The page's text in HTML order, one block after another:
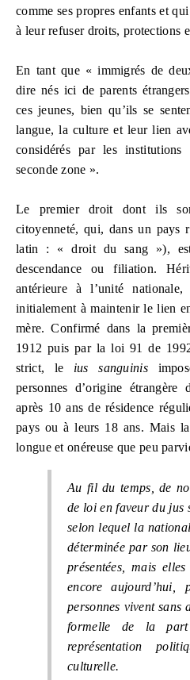
comme ses propres enfants et
à leur refuser droits, protections
En tant que « immigrés de
dire nés ici de parents
ces jeunes, bien qu’ils se
langue, la culture et leur lien
considérés par les
seconde zone ».
Le premier droit dont ils
citoyenneté, qui, dans un pays
latin : « droit du sang »), est
descendance ou filiation.
antérieure à l’unité
initialement à maintenir le lien
mère. Confirmé dans la
1912 puis par la loi 91 de
strict, le ius sanguinis
personnes d’origine étrangère
après 10 ans de résidence
pays ou à leurs 18 ans. Mais
longue et onéreuse que peu
Au fil du temps, de
de loi en faveur du jus
selon lequel la
déterminée par son
présentées, mais
encore
personnes vivent sans
formelle de la
représentation
culturelle.